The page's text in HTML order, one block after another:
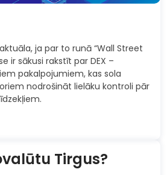
ja par to runā “Wall Street
ir sākusi rakstīt par DEX –
pakalpojumiem, kas sola
nodrošināt lielāku kontroli pār
Tirgus?